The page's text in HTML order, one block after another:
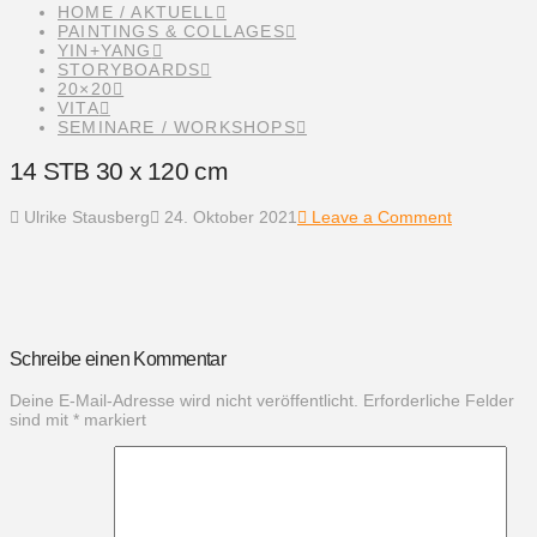
HOME / AKTUELL
PAINTINGS & COLLAGES
YIN+YANG
STORYBOARDS
20×20
VITA
SEMINARE / WORKSHOPS
14 STB 30 x 120 cm
Ulrike Stausberg 24. Oktober 2021 Leave a Comment
Schreibe einen Kommentar
Deine E-Mail-Adresse wird nicht veröffentlicht. Erforderliche Felder
sind mit * markiert